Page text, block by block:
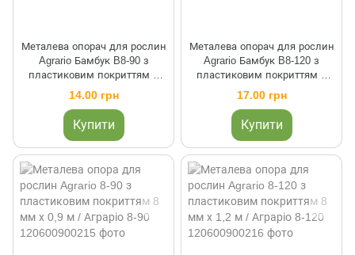
Металева опорач для рослин
Agrario Бамбук B8-90 з
пластиковим покриттям 8
мм х 0,9 м / Аграріо В8-90
14.00 грн
Купити
Металева опорач для рослин
Agrario Бамбук B8-120 з
пластиковим покриттям 8
мм х 1,2 м / Аграріо В8-120
17.00 грн
Купити